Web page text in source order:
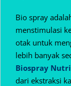
Bio spray
menstimulasi
otak untuk
lebih banyak
Biospray
dari ekstraksi